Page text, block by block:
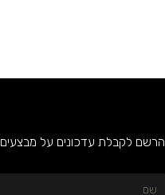
הרשם לקבלת עדכונים על מבצעים